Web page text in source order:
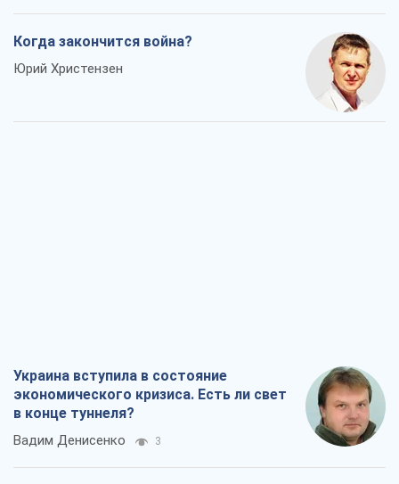
Когда закончится война?
Юрий Христензен
Украина вступила в состояние
экономического кризиса. Есть ли свет
в конце туннеля?
Вадим Денисенко 3